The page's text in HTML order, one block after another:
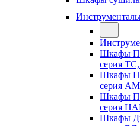
Шкафы
серия
Шкафы
серия
Шкафы
серия
Шкафы